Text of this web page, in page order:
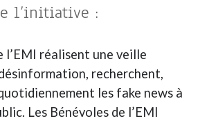
l’initiative :
l’EMI réalisent une veille
recherchent,
les fake news à
Les Bénévoles de l’EMI